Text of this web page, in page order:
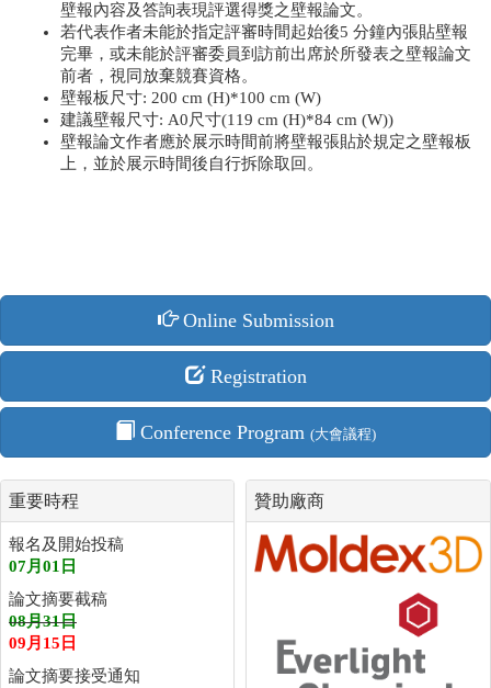
壁報內容及答詢表現評選得獎之壁報論文。
若代表作者未能於指定評審時間起始後5 分鐘內張貼壁報
完畢，或未能於評審委員到訪前出席於所發表之壁報論文
前者，視同放棄競賽資格。
壁報板尺寸: 200 cm (H)*100 cm (W)
建議壁報尺寸: A0尺寸(119 cm (H)*84 cm (W))
壁報論文作者應於展示時間前將壁報張貼於規定之壁報板
上，並於展示時間後自行拆除取回。
Online Submission
Registration
Conference Program (大會議程)
重要時程
報名及開始投稿
07月01日
論文摘要截稿
08月31日
09月15日
論文摘要接受通知
贊助廠商